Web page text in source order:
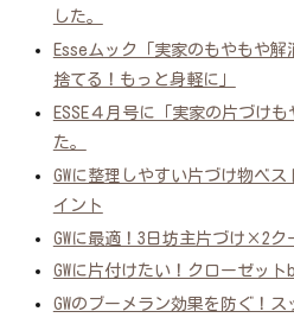
した。
Esseムック「実家のもやもや
捨てる！もっと身軽に」
ESSE４月号に「実家の片づけ
た。
GWに整理しやすい片づけ物ベ
イント
GWに最適！3日坊主片づけ×2ク
GWに片付けたい！クローゼ
GWのブーメラン効果を防ぐ！